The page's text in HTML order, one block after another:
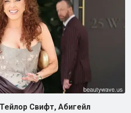
Свифт, Абигейл